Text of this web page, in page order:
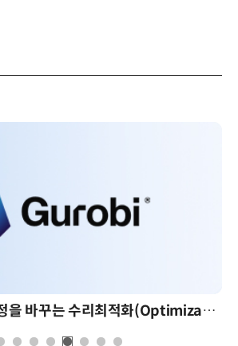
AI 시대의 의사결정을 바꾸는 수리최적화(Optimization): 실제 산업 적용 사례와 활용 전략